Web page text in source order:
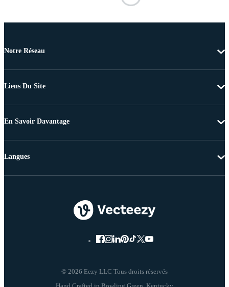
Notre Réseau
Liens Du Site
En Savoir Davantage
© 2026 Eezy LLC Tous droits réservés
Langues